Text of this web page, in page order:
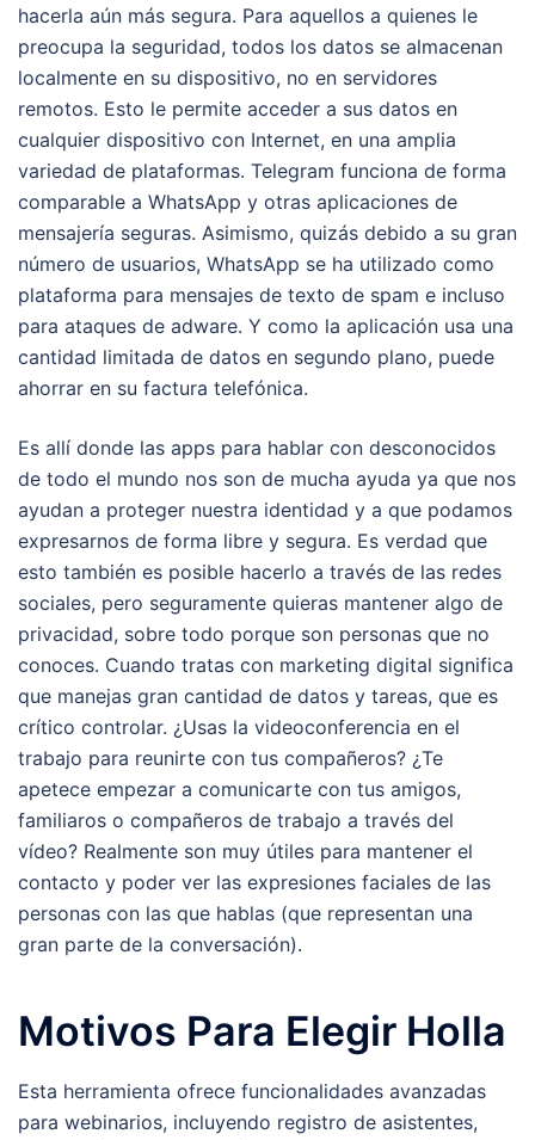
hacerla aún más segura. Para aquellos a quienes le
preocupa la seguridad, todos los datos se almacenan
localmente en su dispositivo, no en servidores
remotos. Esto le permite acceder a sus datos en
cualquier dispositivo con Internet, en una amplia
variedad de plataformas. Telegram funciona de forma
comparable a WhatsApp y otras aplicaciones de
mensajería seguras. Asimismo, quizás debido a su gran
número de usuarios, WhatsApp se ha utilizado como
plataforma para mensajes de texto de spam e incluso
para ataques de adware. Y como la aplicación usa una
cantidad limitada de datos en segundo plano, puede
ahorrar en su factura telefónica.
Es allí donde las apps para hablar con desconocidos
de todo el mundo nos son de mucha ayuda ya que nos
ayudan a proteger nuestra identidad y a que podamos
expresarnos de forma libre y segura. Es verdad que
esto también es posible hacerlo a través de las redes
sociales, pero seguramente quieras mantener algo de
privacidad, sobre todo porque son personas que no
conoces. Cuando tratas con marketing digital significa
que manejas gran cantidad de datos y tareas, que es
crítico controlar. ¿Usas la videoconferencia en el
trabajo para reunirte con tus compañeros? ¿Te
apetece empezar a comunicarte con tus amigos,
familiaros o compañeros de trabajo a través del
vídeo? Realmente son muy útiles para mantener el
contacto y poder ver las expresiones faciales de las
personas con las que hablas (que representan una
gran parte de la conversación).
Motivos Para Elegir Holla
Esta herramienta ofrece funcionalidades avanzadas
para webinarios, incluyendo registro de asistentes,